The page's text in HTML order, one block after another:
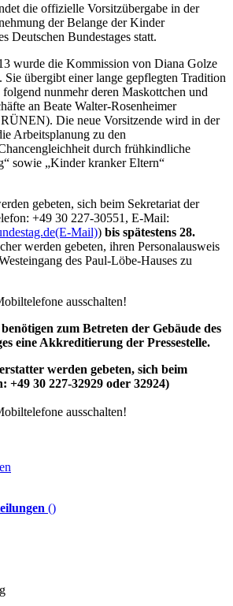
die offizielle Vorsitzübergabe in der
der Belange der Kinder
Deutschen Bundestages statt.
wurde die Kommission von Diana Golze
übergibt einer lange gepflegten Tradition
nunmehr deren Maskottchen und
an Beate Walter-Rosenheimer
Die neue Vorsitzende wird in der
Arbeitsplanung zu den
durch frühkindliche
sowie „Kinder kranker Eltern“
gebeten, sich beim Sekretariat der
+49 30 227-30551, E-Mail:
(E-Mail)) bis spätestens 28.
werden gebeten, ihren Personalausweis
des Paul-Löbe-Hauses zu
ausschalten!
zum Betreten der Gebäude des
eine Akkreditierung der Pressestelle.
werden gebeten, sich beim
+49 30 227-32929 oder 32924)
ausschalten!
()